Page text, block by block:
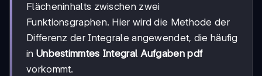
Flächeninhalts zwischen zwei
Funktionsgraphen. Hier wird die Methode der
Differenz der Integrale angewendet, die häufig
in Unbestimmtes Integral Aufgaben pdf
vorkommt.